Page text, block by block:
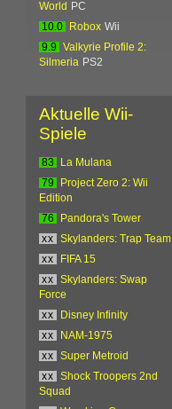
World
PC
10.0
Robox Wii
9.9
Valkyrie Profile 2:
Silmeria PS2
Aktuelle Wii-
Spiele
83
La Mulana
79
Project Zero 2: Wii
Edition
76
Pandora's Tower
xx
Skylanders: Trap Team
xx
FIFA 15
xx
Skylanders: Swap
Force
xx
Disney Infinity
xx
NAM-1975
xx
Super Metroid
xx
Shock Troopers 2nd
Squad